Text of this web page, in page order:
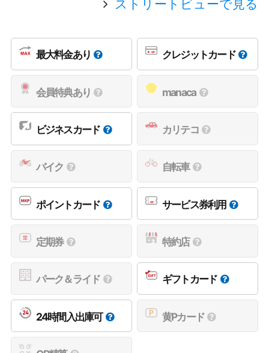
ストリートビューで見る
最大料金あり クレジットカード
会員特典あり manaca
ビジネスカード カリテコ
バイク 自転車
ポイントカード サービス券利用
定期券 特約店
パーク＆ライド ギフトカード
24時間入出庫可 黄Pカード